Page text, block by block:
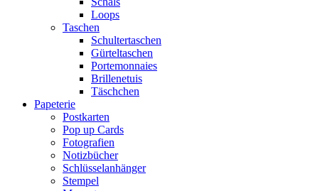
Loops
Taschen
Schultertaschen
Gürteltaschen
Portemonnaies
Brillenetuis
Täschchen
Papeterie
Postkarten
Pop up Cards
Fotografien
Notizbücher
Schlüsselanhänger
Stempel